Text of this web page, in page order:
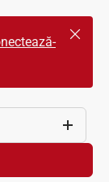
Închide
Crește